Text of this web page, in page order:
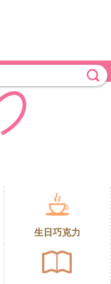
生日巧克力